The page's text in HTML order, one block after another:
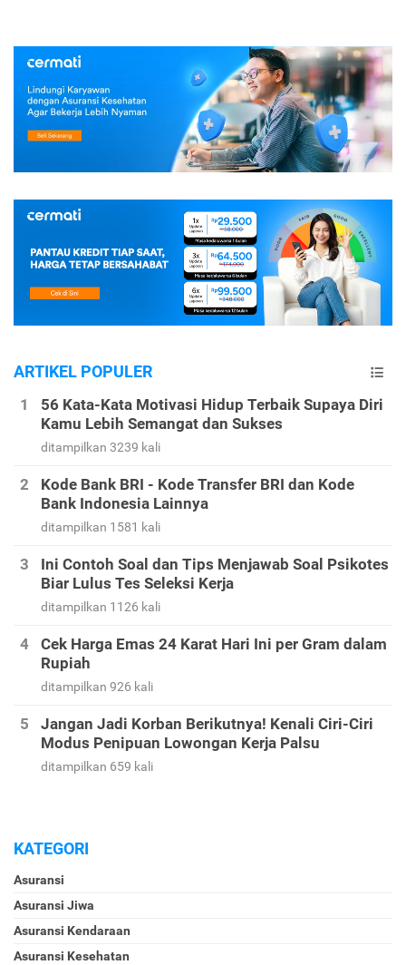
ARTIKEL POPULER
56 Kata-Kata Motivasi Hidup Terbaik Supaya Diri
Kamu Lebih Semangat dan Sukses
ditampilkan 3239 kali
Kode Bank BRI - Kode Transfer BRI dan Kode
Bank Indonesia Lainnya
ditampilkan 1581 kali
Ini Contoh Soal dan Tips Menjawab Soal Psikotes
Biar Lulus Tes Seleksi Kerja
ditampilkan 1126 kali
Cek Harga Emas 24 Karat Hari Ini per Gram dalam
Rupiah
ditampilkan 926 kali
Jangan Jadi Korban Berikutnya! Kenali Ciri-Ciri
Modus Penipuan Lowongan Kerja Palsu
ditampilkan 659 kali
KATEGORI
Asuransi
Asuransi Jiwa
Asuransi Kendaraan
Asuransi Kesehatan